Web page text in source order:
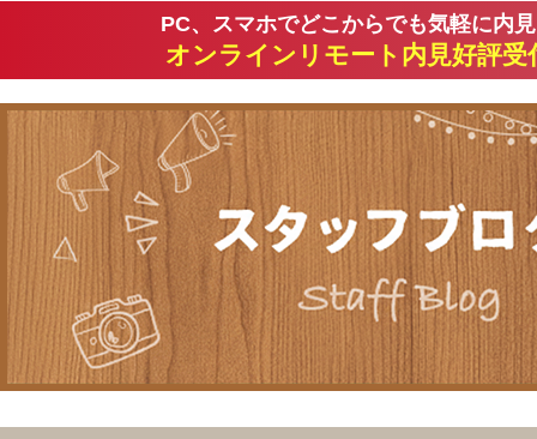
PC、スマホでどこからでも気軽に内
オンラインリモート内見好評受